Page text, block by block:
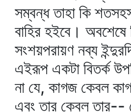
সম্বন্ধ তাহা কি
বাহির হইবে। অবশেষে
সংশয়পরায়ণ নব্য
এইরূপ একটা বিতর্ক
না যে, কাগজ কেবল
এবং তার কেবল